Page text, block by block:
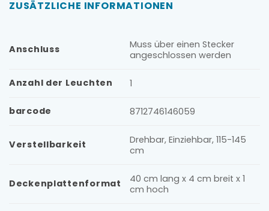
ZUSÄTZLICHE INFORMATIONEN
Anschluss
Muss über einen Stecker
angeschlossen werden
Anzahl der Leuchten 1
barcode 8712746146059
Verstellbarkeit
Drehbar, Einziehbar, 115-145
cm
Deckenplattenformat
40 cm lang x 4 cm breit x 1
cm hoch